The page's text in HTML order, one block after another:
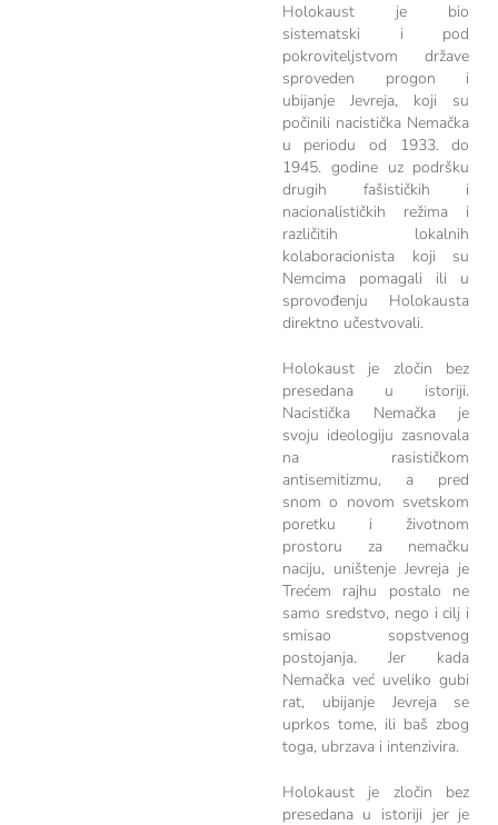
Holokaust je bio
sistematski i pod
pokroviteljstvom države
sproveden progon i
ubijanje Jevreja, koji su
počinili nacistička Nemačka
u periodu od 1933. do
1945. godine uz podršku
drugih fašističkih i
nacionalističkih režima i
različitih lokalnih
kolaboracionista koji su
Nemcima pomagali ili u
sprovođenju Holokausta
direktno učestvovali.
Holokaust je zločin bez
presedana u istoriji.
Nacistička Nemačka je
svoju ideologiju zasnovala
na rasističkom
antisemitizmu, a pred
snom o novom svetskom
poretku i životnom
prostoru za nemačku
naciju, uništenje Jevreja je
Trećem rajhu postalo ne
samo sredstvo, nego i cilj i
smisao sopstvenog
postojanja. Jer kada
Nemačka već uveliko gubi
rat, ubijanje Jevreja se
uprkos tome, ili baš zbog
toga, ubrzava i intenzivira.
Holokaust je zločin bez
presedana u istoriji jer je